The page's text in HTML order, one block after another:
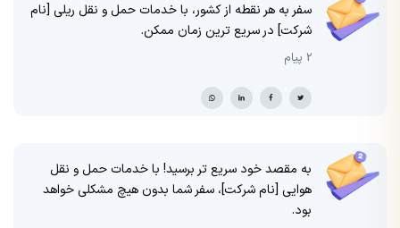
سفر به هر نقطه از کشور، با خدمات حمل و نقل ریلی [نام
شرکت] در سریع ترین زمان ممکن.
2 پیام
به مقصد خود سریع تر برسید! با خدمات حمل و نقل
هوایی [نام شرکت]، سفر شما بدون هیچ مشکلی خواهد
بود.